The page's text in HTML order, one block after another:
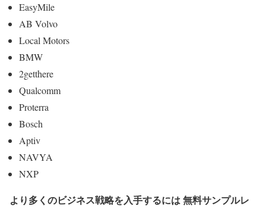
EasyMile
AB Volvo
Local Motors
BMW
2getthere
Qualcomm
Proterra
Bosch
Aptiv
NAVYA
NXP
より多くのビジネス戦略を入手するには無料サンプルレ